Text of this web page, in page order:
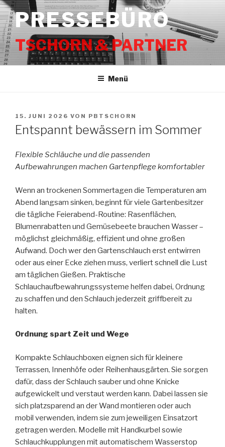
Zum
Inhalt
springenPRESSEBÜRO
TSCHORN & PARTNER
Menü
VERÖFFENTLICHT
AM
15. JUNI 2026 VON PBTSCHORN
Entspannt bewässern im Sommer
Flexible Schläuche und die passenden
Aufbewahrungen machen Gartenpflege komfortabler
Wenn an trockenen Sommertagen die Temperaturen am
Abend langsam sinken, beginnt für viele Gartenbesitzer
die tägliche Feierabend-Routine: Rasenflächen,
Blumenrabatten und Gemüsebeete brauchen Wasser –
möglichst gleichmäßig, effizient und ohne großen
Aufwand. Doch wer den Gartenschlauch erst entwirren
oder aus einer Ecke ziehen muss, verliert schnell die Lust
am täglichen Gießen. Praktische
Schlauchaufbewahrungssysteme helfen dabei, Ordnung
zu schaffen und den Schlauch jederzeit griffbereit zu
halten.
Ordnung spart Zeit und Wege
Kompakte Schlauchboxen eignen sich für kleinere
Terrassen, Innenhöfe oder Reihenhausgärten. Sie sorgen
dafür, dass der Schlauch sauber und ohne Knicke
aufgewickelt und verstaut werden kann. Dabei lassen sie
sich platzsparend an der Wand montieren oder auch
mobil verwenden, indem sie zum jeweiligen Einsatzort
getragen werden. Modelle mit Handkurbel sowie
Schlauchkupplungen mit automatischem Wasserstop